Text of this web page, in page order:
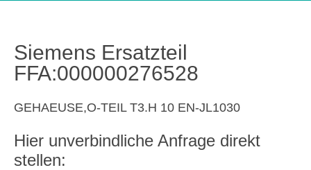
Siemens Ersatzteil
FFA:000000276528
GEHAEUSE,O-TEIL T3.H 10 EN-JL1030
Hier unverbindliche Anfrage direkt
stellen: